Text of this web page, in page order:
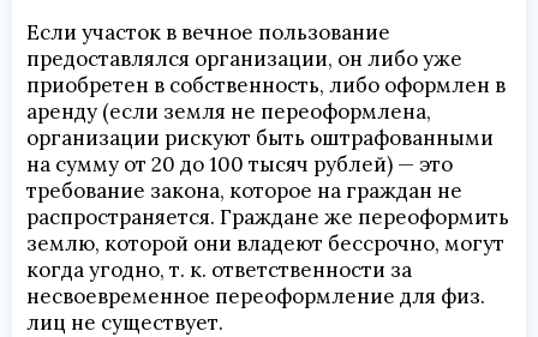
Если участок в вечное пользование
предоставлялся организации, он либо уже
приобретен в собственность, либо оформлен в
аренду (если земля не переоформлена,
организации рискуют быть оштрафованными
на сумму от 20 до 100 тысяч рублей) — это
требование закона, которое на граждан не
распространяется. Граждане же переоформить
землю, которой они владеют бессрочно, могут
когда угодно, т. к. ответственности за
несвоевременное переоформление для физ.
лиц не существует.